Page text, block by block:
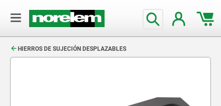
HIERROS DE SUJECIÓN DESPLAZABLES